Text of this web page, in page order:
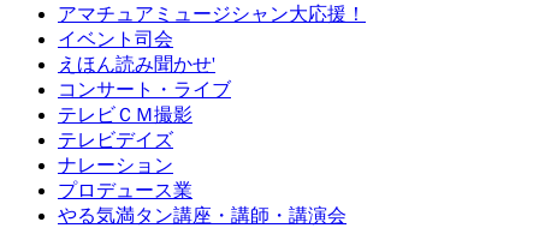
アマチュアミュージシャン大応援！
イベント司会
えほん読み聞かせ'
コンサート・ライブ
テレビＣＭ撮影
テレビデイズ
ナレーション
プロデュース業
やる気満タン講座・講師・講演会